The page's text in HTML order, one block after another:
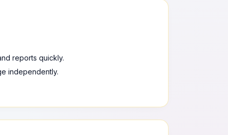
reports quickly.
independently.